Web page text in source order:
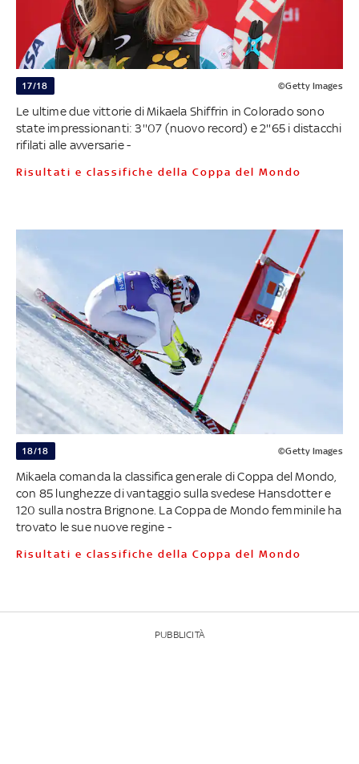
17/18 ©Getty Images
Le ultime due vittorie di Mikaela Shiffrin in Colorado sono
state impressionanti: 3''07 (nuovo record) e 2''65 i distacchi
rifilati alle avversarie -
Risultati e classifiche della Coppa del Mondo
18/18 ©Getty Images
Mikaela comanda la classifica generale di Coppa del Mondo,
con 85 lunghezze di vantaggio sulla svedese Hansdotter e
120 sulla nostra Brignone. La Coppa de Mondo femminile ha
trovato le sue nuove regine -
Risultati e classifiche della Coppa del Mondo
PUBBLICITÀ